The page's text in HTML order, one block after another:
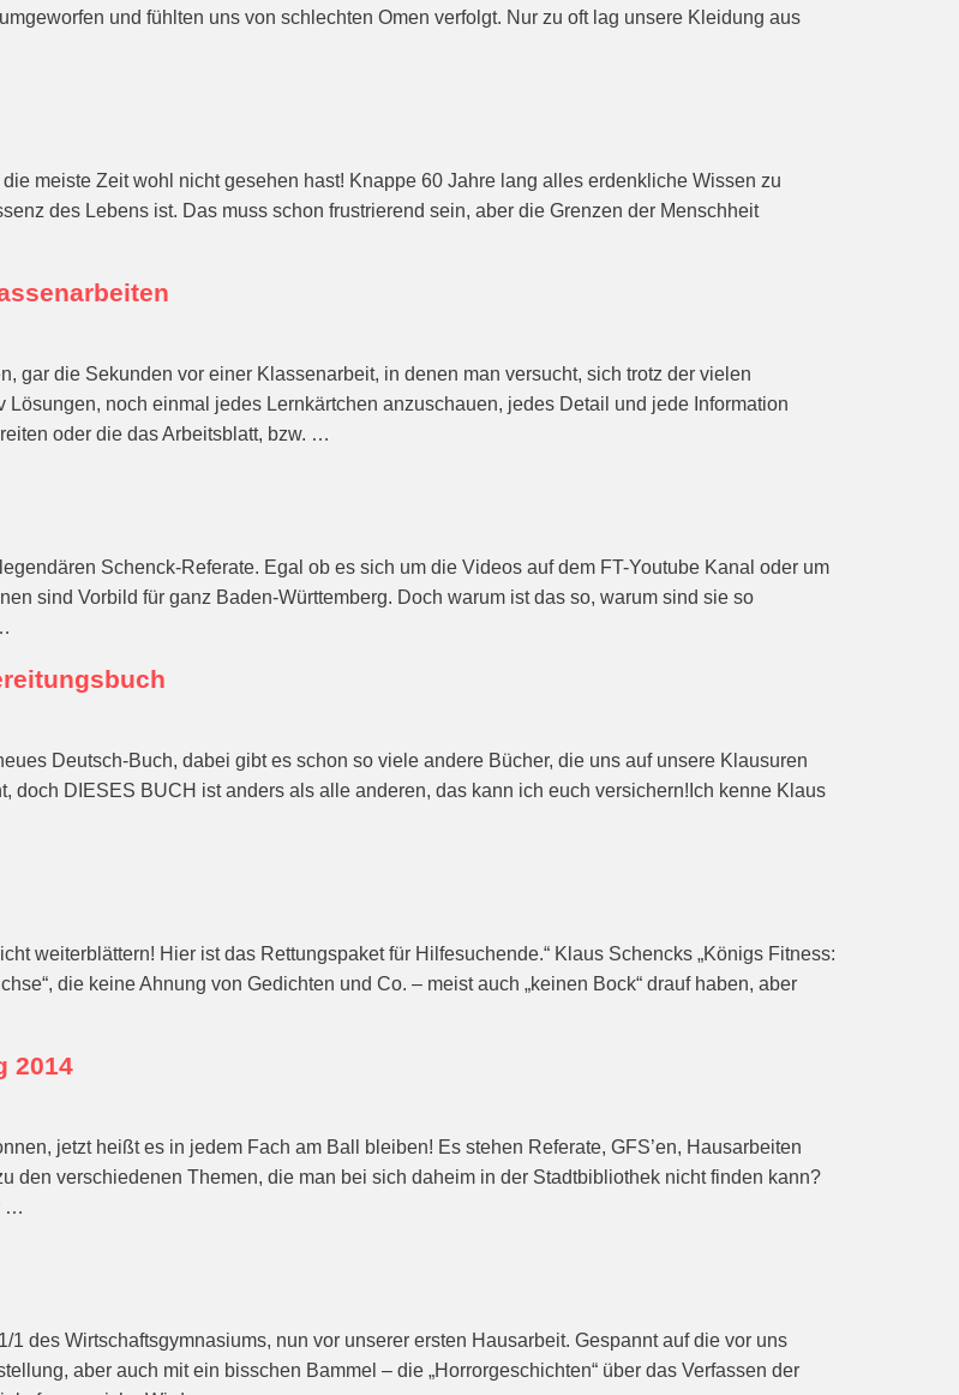
und fühlten uns von schlechten Omen verfolgt. Nur zu oft lag unsere Kleidung aus
meiste Zeit wohl nicht gesehen hast! Knappe 60 Jahre lang alles erdenkliche Wissen zu
des Lebens ist. Das muss schon frustrierend sein, aber die Grenzen der Menschheit
gar die Sekunden vor einer Klassenarbeit, in denen man versucht, sich trotz der vielen
noch einmal jedes Lernkärtchen anzuschauen, jedes Detail und jede Information
oder die das Arbeitsblatt, bzw. …
Schenck-Referate. Egal ob es sich um die Videos auf dem FT-Youtube Kanal oder um
sind Vorbild für ganz Baden-Württemberg. Doch warum ist das so, warum sind sie so
Deutsch-Buch, dabei gibt es schon so viele andere Bücher, die uns auf unsere Klausuren
doch DIESES BUCH ist anders als alle anderen, das kann ich euch versichern!Ich kenne Klaus
weiterblättern! Hier ist das Rettungspaket für Hilfesuchende.“ Klaus Schencks „Königs Fitness:
die keine Ahnung von Gedichten und Co. – meist auch „keinen Bock“ drauf haben, aber
2014
jetzt heißt es in jedem Fach am Ball bleiben! Es stehen Referate, GFS’en, Hausarbeiten
den verschiedenen Themen, die man bei sich daheim in der Stadtbibliothek nicht finden kann?
…
des Wirtschaftsgymnasiums, nun vor unserer ersten Hausarbeit. Gespannt auf die vor uns
aber auch mit ein bisschen Bammel – die „Horrorgeschichten“ über das Verfassen der